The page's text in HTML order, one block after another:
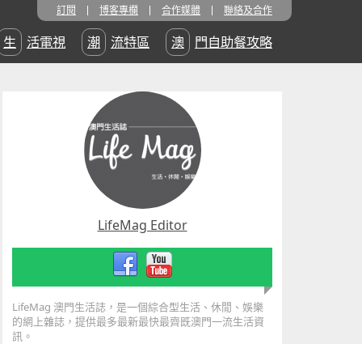
訂閱 博客專欄 合作媒體 聯絡及合作
生活電視 潮流特區 澳門自助餐攻略
LifeMag Editor
LifeMag 澳門生活誌，是一個綜合型生活、休閒、娛樂
的網上雜誌，提供最多最新最快最齊既澳門一流生活資
訊。